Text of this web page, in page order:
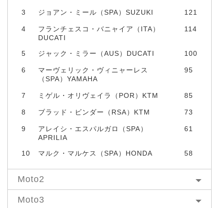
3 ジョアン・ミール（SPA）SUZUKI 121
4
フランチェスコ・バニャイア（ITA）
DUCATI
114
5 ジャック・ミラー（AUS）DUCATI 100
6
マーヴェリック・ヴィニャーレス
（SPA）YAMAHA
95
7 ミゲル・オリヴェイラ（POR）KTM 85
8 ブラッド・ビンダー（RSA）KTM 73
9
アレイシ・エスパルガロ（SPA）
APRILIA
61
10 マルク・マルケス（SPA）HONDA 58
Moto2
Moto3